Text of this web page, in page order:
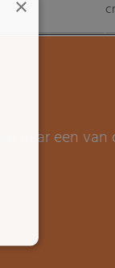
naar een van
×